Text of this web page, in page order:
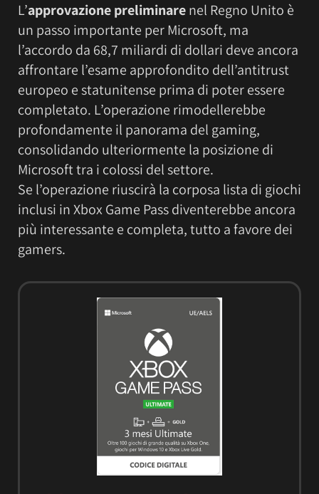
L’approvazione preliminarenel Regno Unito è
un passo importante per Microsoft, ma
l’accordo da 68,7 miliardi di dollari deve ancora
affrontare l’esame approfondito dell’antitrust
europeo e statunitense prima di poter essere
completato. L’operazione rimodellerebbe
profondamente il panorama del gaming,
consolidando ulteriormente la posizione di
Microsoft tra i colossi del settore.
Se l’operazione riuscirà la corposa lista di giochi
inclusi in Xbox Game Pass diventerebbe ancora
più interessante e completa, tutto a favore dei
gamers.